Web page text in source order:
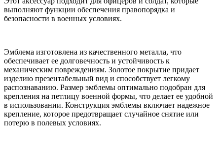
выполняют функции обеспечения правопорядка и
безопасности в военных условиях.
Эмблема изготовлена из качественного металла, что
обеспечивает ее долговечность и устойчивость к
механическим повреждениям. Золотое покрытие придает
изделию презентабельный вид и способствует легкому
распознаванию. Размер эмблемы оптимально подобран для
крепления на петлицу военной формы, что делает ее удобной
в использовании. Конструкция эмблемы включает надежное
крепление, которое предотвращает случайное снятие или
потерю в полевых условиях.